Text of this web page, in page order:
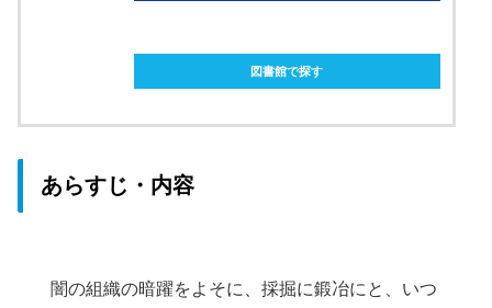
図書館で探す
あらすじ・内容
闇の組織の暗躍をよそに、採掘に鍛冶にと、いつ